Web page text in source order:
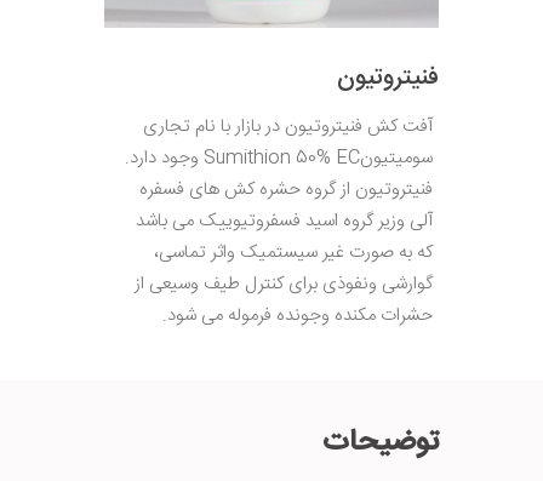
فنیتروتیون
آفت کش فنیتروتیون در بازار با نام تجاری
سومیتیونSumithion 50% EC وجود دارد.
فنیتروتیون از گروه حشره کش های فسفره
آلی وزیر گروه اسید فسفروتیوییک می باشد
که به صورت غیر سیستمیک واثر تماسی،
گوارشی ونفوذی برای کنترل طیف وسیعی از
حشرات مکنده وجونده فرموله می شود.
توضیحات